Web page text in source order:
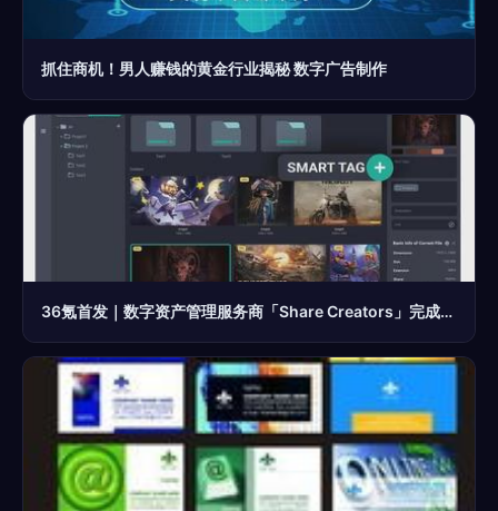
抓住商机！男人赚钱的黄金行业揭秘 数字广告制作
36氪首发｜数字资产管理服务商「Share Creators」完成500万美元融资，以工具化手段帮助企业从数字资产管理中解放